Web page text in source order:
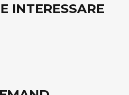
INTERESSARE